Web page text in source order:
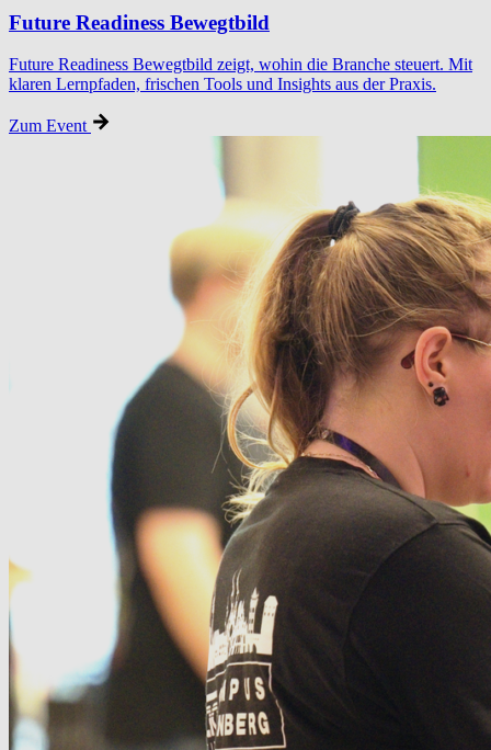
Future Readiness Bewegtbild
Future Readiness Bewegtbild zeigt, wohin die Branche steuert. Mit
klaren Lernpfaden, frischen Tools und Insights aus der Praxis.
Zum Event